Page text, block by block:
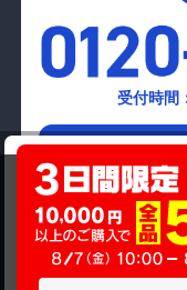
富士通 ESPRIMO
商品価格(税込)
オプション小計価格(税込)
商品合計価格(税込)
受付時間
メールで
お問い合
当サイトでは利用体験
ラフィックの分析を目
サイトの閲覧を継続さ
のといたします。